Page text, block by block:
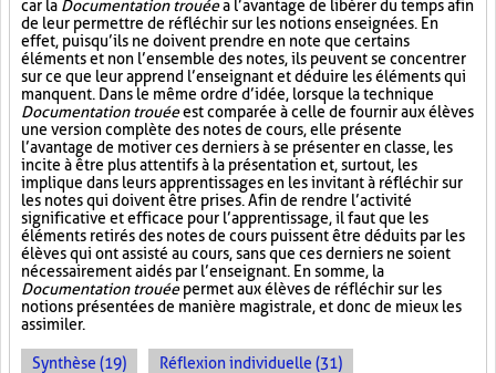
car la Documentation trouéea l’avantage de libérer du temps afin
de leur permettre de réfléchir sur les notions enseignées. En
effet, puisqu’ils ne doivent prendre en note que certains
éléments et non l’ensemble des notes, ils peuvent se concentrer
sur ce que leur apprend l’enseignant et déduire les éléments qui
manquent. Dans le même ordre d’idée, lorsque la technique
Documentation trouéeest comparée à celle de fournir aux élèves
une version complète des notes de cours, elle présente
l’avantage de motiver ces derniers à se présenter en classe, les
incite à être plus attentifs à la présentation et, surtout, les
implique dans leurs apprentissages en les invitant à réfléchir sur
les notes qui doivent être prises. Afin de rendre l’activité
significative et efficace pour l’apprentissage, il faut que les
éléments retirés des notes de cours puissent être déduits par les
élèves qui ont assisté au cours, sans que ces derniers ne soient
nécessairement aidés par l’enseignant. En somme, la
Documentation trouéepermet aux élèves de réfléchir sur les
notions présentées de manière magistrale, et donc de mieux les
assimiler.
Synthèse (19) Réflexion individuelle (31)